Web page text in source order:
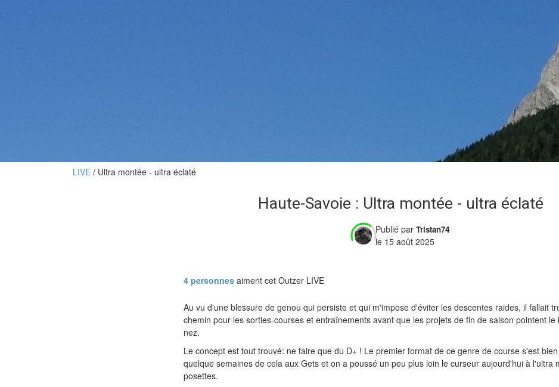
LIVE Ultra montée - ultra éclaté
Haute-Savoie : Ultra montée - ultra éclaté
Publié par Tristan74
le 15 août 2025
4 personnes aiment cet Outzer LIVE
Au vu d'une blessure de genou qui persiste et qui m'impose d'éviter les descentes raides, il fallait
chemin pour les sorties-courses et entraînements avant que les projets de fin de saison pointent le
nez.
Le concept est tout trouvé: ne faire que du D+ ! Le premier format de ce genre de course s'est
quelque semaines de cela aux Gets et on a poussé un peu plus loin le curseur aujourd'hui à l'ultra
posettes.